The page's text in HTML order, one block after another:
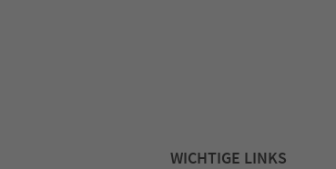
WICHTIGE LINKS